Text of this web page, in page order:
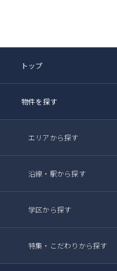
トップ
物件を探す
エリアから探す
沿線・駅から探す
学区から探す
特集・こだわりから探す